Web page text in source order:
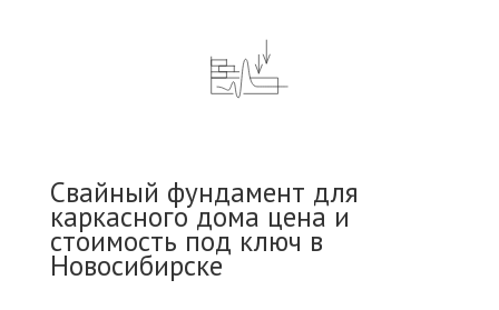
Свайный фундамент для
каркасного дома цена и
стоимость под ключ в
Новосибирске